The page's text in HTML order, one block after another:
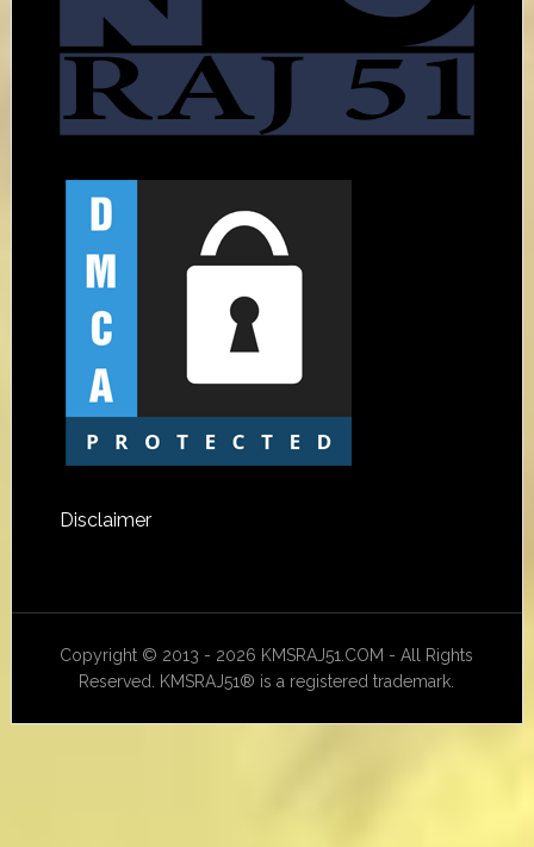
Disclaimer
Copyright © 2013 - 2026 KMSRAJ51.COM - All Rights
Reserved. KMSRAJ51® is a registered trademark.